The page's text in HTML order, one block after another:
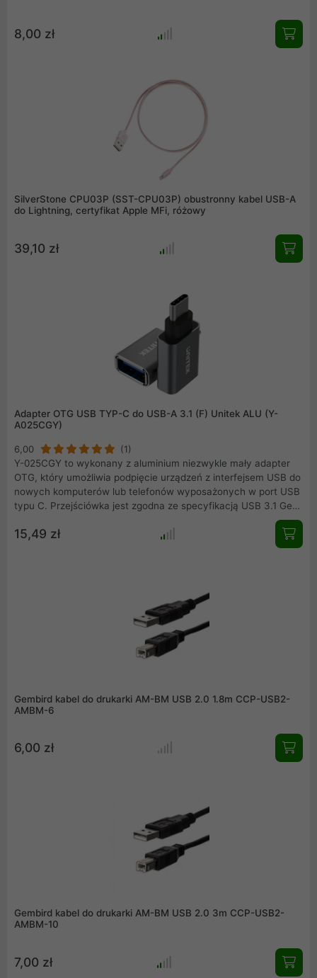
8,00 zł
SilverStone CPU03P (SST-CPU03P) obustronny kabel USB-A
do Lightning, certyfikat Apple MFi, różowy
39,10 zł
Adapter OTG USB TYP-C do USB-A 3.1 (F) Unitek ALU (Y-
A025CGY)
6,00
(1)
Y-025CGY to wykonany z aluminium niezwykle mały adapter
OTG, który umożliwia podpięcie urządzeń z interfejsem USB do
nowych komputerów lub telefonów wyposażonych w port USB
typu C. Przejściówka jest zgodna ze specyfikacją USB 3.1 Gen
wymaga instalacji żadnych sterowników dzięki technologii Hot
Swap/Plug&Play. Wystarczy podłączyć i działa. Adapter USB
15,49 zł
Gembird kabel do drukarki AM-BM USB 2.0 1.8m CCP-USB2-
AMBM-6
6,00 zł
Gembird kabel do drukarki AM-BM USB 2.0 3m CCP-USB2-
AMBM-10
7,00 zł